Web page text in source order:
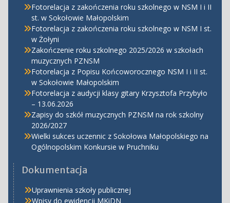
Fotorelacja z zakończenia roku szkolnego w NSM I i II
st. w Sokołowie Małopolskim
Fotorelacja z zakończenia roku szkolnego w NSM I st.
w Żołyni
Zakończenie roku szkolnego 2025/2026 w szkołach
muzycznych PZNSM
Fotorelacja z Popisu Końcoworocznego NSM I i II st.
w Sokołowie Małopolskim
Fotorelacja z audycji klasy gitary Krzysztofa Przybyło
– 13.06.2026
Zapisy do szkół muzycznych PZNSM na rok szkolny
2026/2027
Wielki sukces uczennic z Sokołowa Małopolskiego na
Ogólnopolskim Konkursie w Pruchniku
Dokumentacja
Uprawnienia szkoły publicznej
Wpisy do ewidencji MKiDN